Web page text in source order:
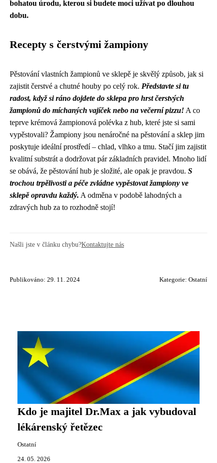
bohatou úrodu, kterou si budete moci užívat po dlouhou
dobu.
Recepty s čerstvými žampiony
Pěstování vlastních žampionů ve sklepě je skvělý způsob, jak si
zajistit čerstvé a chutné houby po celý rok. Představte si tu
radost, když si ráno dojdete do sklepa pro hrst čerstvých
žampionů do míchaných vajíček nebo na večerní pizzu! A co
teprve krémová žampionová polévka z hub, které jste si sami
vypěstovali? Žampiony jsou nenáročné na pěstování a sklep jim
poskytuje ideální prostředí – chlad, vlhko a tmu. Stačí jim zajistit
kvalitní substrát a dodržovat pár základních pravidel. Mnoho lidí
se obává, že pěstování hub je složité, ale opak je pravdou. S
trochou trpělivosti a péče zvládne vypěstovat žampiony ve
sklepě opravdu každý. A odměna v podobě lahodných a
zdravých hub za to rozhodně stojí!
Našli jste v článku chybu?Kontaktujte nás
Publikováno: 29. 11. 2024 Kategorie: Ostatní
Kdo je majitel Dr.Max a jak vybudoval
lékárenský řetězec
Ostatní
24. 05. 2026